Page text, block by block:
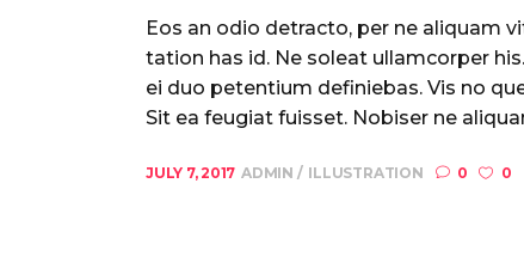
Eos an odio detracto, per ne aliquam
tation has id. Ne soleat ullamcorper
ei duo petentium definiebas. Vis no
Sit ea feugiat fuisset. Nobiser ne
JULY 7, 2017 ADMIN ILLUSTRATION 0 0